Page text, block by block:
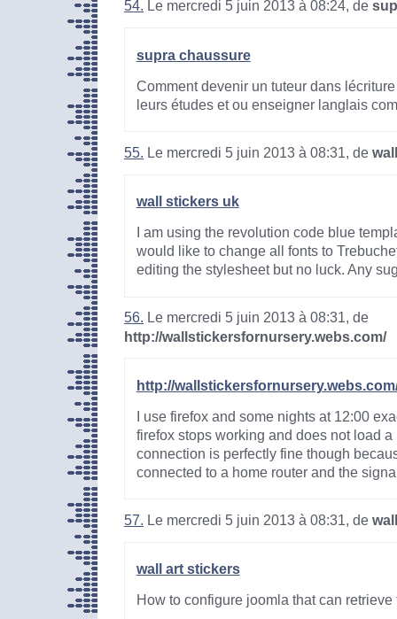
54. Le mercredi 5 juin 2013 à 08:24, de
supra chaussure
Comment devenir un tuteur dans
leurs études et ou enseigner langlais
55. Le mercredi 5 juin 2013 à 08:31, de
wall stickers uk
I am using the revolution code blue
would like to change all fonts to
editing the stylesheet but no luck. Any
56. Le mercredi 5 juin 2013 à 08:31, de
http://wallstickersfornursery.webs.com/
http://
I use firefox and some nights at 12:00
firefox stops working and does not load
connection is perfectly fine though
connected to a home router and the
57. Le mercredi 5 juin 2013 à 08:31, de
wall art stickers
How to configure joomla that can